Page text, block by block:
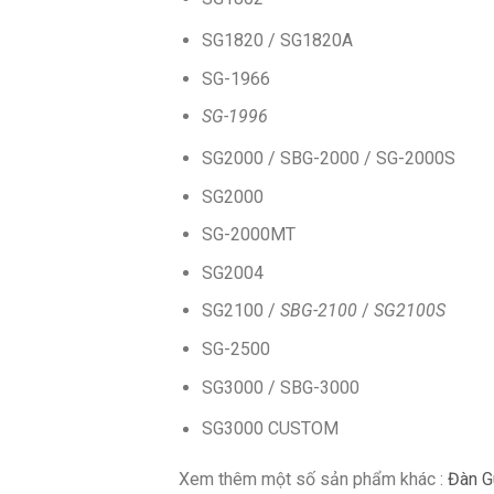
SG1820 / SG1820A
SG-1966
SG-1996
SG2000 / SBG-2000 / SG-2000S
SG2000
SG-2000MT
SG2004
SG2100 / SBG-2100/ SG2100S
SG-2500
SG3000 / SBG-3000
SG3000 CUSTOM
Xem thêm một số sản phẩm khác : Đàn